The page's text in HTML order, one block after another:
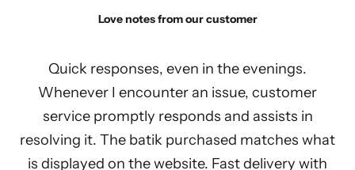
Love notes from our customer
Quick responses, even in the evenings.
Whenever I encounter an issue, customer
service promptly responds and assists in
resolving it. The batik purchased matches what
is displayed on the website. Fast delivery with